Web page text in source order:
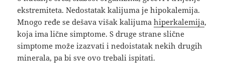
ekstremiteta. Nedostatak kalijuma je hipokalemija.
Mnogo ređe se dešava višak kalijumahiperkalemija,
koja ima lične simptome. S druge strane slične
simptome može izazvati i nedoistatak nekih drugih
minerala, pa bi sve ovo trebali ispitati.